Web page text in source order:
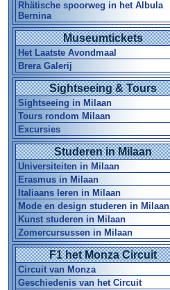
Rhätische spoorweg in het Albula
Bernina
Museumtickets
Het Laatste Avondmaal
Brera Galerij
Sightseeing & Tours
Sightseeing in Milaan
Tours rondom Milaan
Excursies
Studeren in Milaan
Universiteiten in Milaan
Erasmus in Milaan
Italiaans leren in Milaan
Mode en design studeren in Milaan
Kunst studeren in Milaan
Zomercursussen in Milaan
F1 het Monza Circuit
Circuit van Monza
Geschiedenis van het Circuit